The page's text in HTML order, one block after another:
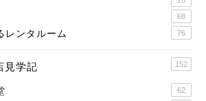
68
レンタルーム 76
見学記 152
62